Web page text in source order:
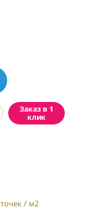
Заказ в 1
клик
точек / м2